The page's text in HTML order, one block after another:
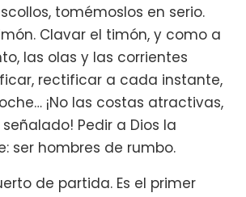
tomémoslos en serio.
Clavar el timón, y como a
las olas y las corrientes
rectificar a cada instante,
¡No las costas atractivas,
Pedir a Dios la
ser hombres de rumbo.
de partida. Es el primer